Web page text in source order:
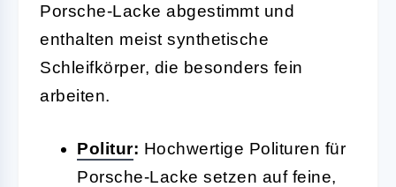
Porsche-Lacke abgestimmt und
enthalten meist synthetische
Schleifkörper, die besonders fein
arbeiten.
Politur: Hochwertige Polituren für
Porsche-Lacke setzen auf feine,